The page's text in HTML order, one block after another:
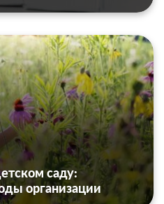
саду:
организации